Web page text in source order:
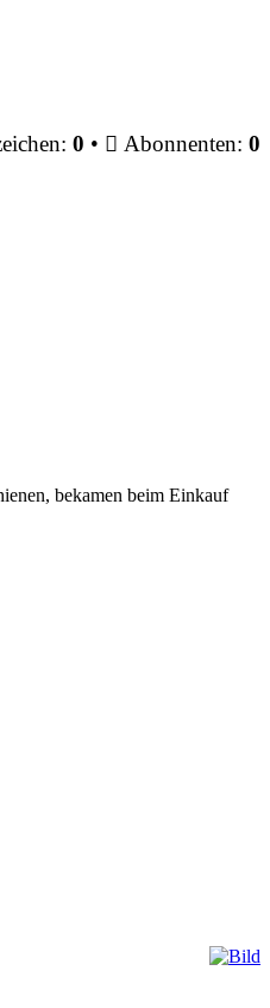
0 • Abonnenten: 0
bekamen beim Einkauf